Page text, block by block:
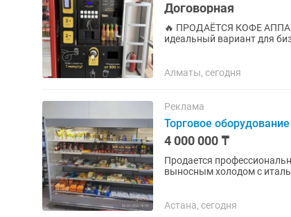
Договорная
🔥 ПРОДАЁТСЯ КОФЕ АППАРАТ 🔥 Полностью автоматизированный
идеальный вариант для бизнеса ☕️ ✔ Работает без лишних заморочек ✔
Алматы, сегодня
Реклама
Торговое
4 000 000 ₸
Продается профессиональное торговое
выносным холодом с
Астана, сегодня